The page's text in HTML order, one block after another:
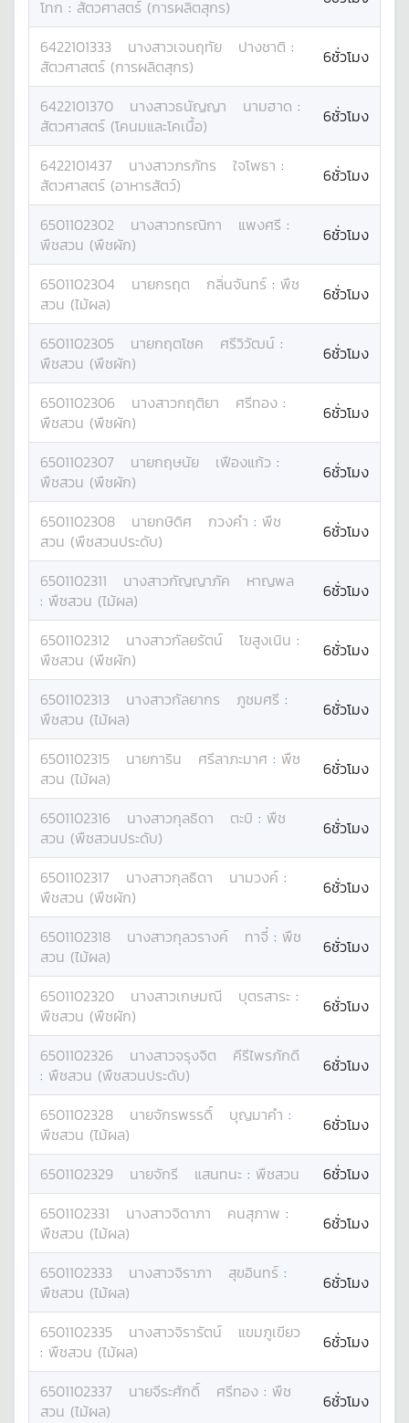
โทก : สัตวศาสตร์ (การผลิตสุกร)
6422101333 นางสาวเจนฤทัย ปางชาติ :
สัตวศาสตร์ (การผลิตสุกร)
6ชั่วโมง
6422101370 นางสาวธนัญญา นามฮาด :
สัตวศาสตร์ (โคนมและโคเนื้อ)
6ชั่วโมง
6422101437 นางสาวภรภัทร ใจโพธา :
สัตวศาสตร์ (อาหารสัตว์)
6ชั่วโมง
6501102302 นางสาวกรณิกา แพงศรี :
พืชสวน (พืชผัก)
6ชั่วโมง
6501102304 นายกรฤต กลิ่นจันทร์ : พืช
สวน (ไม้ผล)
6ชั่วโมง
6501102305 นายกฤตโชค ศรีวิวัฒน์ :
พืชสวน (พืชผัก)
6ชั่วโมง
6501102306 นางสาวกฤติยา ศรีทอง :
พืชสวน (พืชผัก)
6ชั่วโมง
6501102307 นายกฤษนัย เฟืองแก้ว :
พืชสวน (พืชผัก)
6ชั่วโมง
6501102308 นายกษิดิศ กวงคำ : พืช
สวน (พืชสวนประดับ)
6ชั่วโมง
6501102311 นางสาวกัญญาภัค
หาญพล
: พืชสวน (ไม้ผล) 6ชั่วโมง
6501102312 นางสาวกัลยรัตน์ โขสูงเนิน :
พืชสวน (พืชผัก)
6ชั่วโมง
6501102313 นางสาวกัลยากร ภูชมศรี :
พืชสวน (ไม้ผล)
6ชั่วโมง
6501102315 นายการิน ศรีลาภะมาศ : พืช
สวน (ไม้ผล)
6ชั่วโมง
6501102316 นางสาวกุลธิดา ตะบิ : พืช
สวน (พืชสวนประดับ)
6ชั่วโมง
6501102317 นางสาวกุลธิดา นามวงค์ :
พืชสวน (พืชผัก)
6ชั่วโมง
6501102318 นางสาวกุลวรางค์ ทาจี๋ : พืช
สวน (ไม้ผล)
6ชั่วโมง
6501102320 นางสาวเกษมณี บุตรสาระ :
พืชสวน (พืชผัก)
6ชั่วโมง
6501102326 นางสาวจรุงจิต
คีรีไพรภักดี
: พืชสวน (พืชสวนประดับ) 6ชั่วโมง
6501102328 นายจักรพรรดิ์ บุญมาคำ :
พืชสวน (ไม้ผล)
6ชั่วโมง
6501102329 นายจักรี แสนทนะ : พืชสวน
6ชั่วโมง
6501102331
นางสาวจิดาภา คนสุภาพ :
พืชสวน (ไม้ผล)
6ชั่วโมง
6501102333 นางสาวจิราภา สุขอินทร์ :
พืชสวน (ไม้ผล)
6ชั่วโมง
6501102335 นางสาวจิรารัตน์
แขมภูเขียว
: พืชสวน (ไม้ผล) 6ชั่วโมง
6501102337 นายจีระศักดิ์ ศรีทอง : พืช
สวน (ไม้ผล)
6ชั่วโมง